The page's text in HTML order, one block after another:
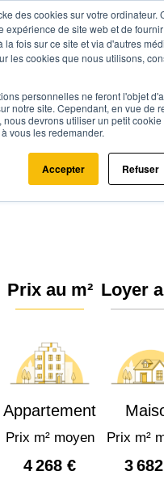
des cookies sur votre ordinateur.
expérience de site web et de
la fois sur ce site et via d'autres
les cookies que nous utilisons,
personnelles ne feront l'objet
notre site. Cependant, en vue de
nous devrons utiliser un petit
vous les redemander.
Accepter Refuser
Prix immobilier Île-de-France
Ozoir-la-Ferrière (77330)
immobilière
Ferrière : Prix m²
Prix au m²
Appartement
Prix m² moyen
4 268 €
Loyer
Prix m²
3